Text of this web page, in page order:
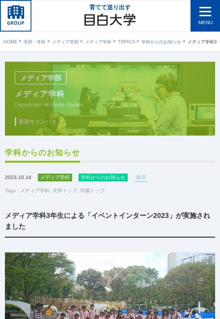
育てて送り出す
MENU
HOME 学部・学科 メディア学部 メディア学科 TOPICS 学科からのお知らせ メディア学科3
メディア学部
メディア学科
Department of Media Studies
新宿キャンパス
学科からのお知らせ
2023.10.16 メディア学科 学科からのお知らせ 新宿
Tags : メディア学科 大学トップ 学園トップ
メディア学科3年生による「イベントインターン2023」が実施され
ました